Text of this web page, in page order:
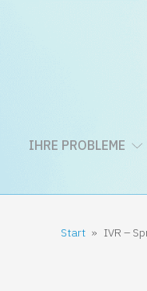
IHRE PROBLEME
Start » IVR –